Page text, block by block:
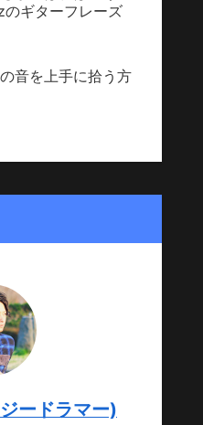
のギターフレーズ
音を上手に拾う方
ードラマー)